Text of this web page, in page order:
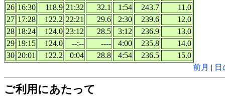
26 16:30 118.9 21:32 32.1 1:54 243.7
11.0
27 17:28 122.2 22:21 29.6 2:30 239.6
12.0
28 18:24 124.0 23:12 28.5 3:12 236.9
13.0
29 19:15 124.0 --:-- ---- 4:00 235.8
14.0
30 20:01 122.2 0:04 28.8 4:54 236.5
15.0
前月 |
ご利用にあたって